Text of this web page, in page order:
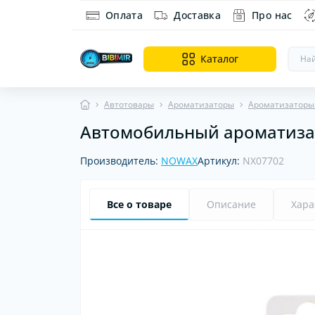
Оплата Доставка Про нас
Каталог
Автотовары Ароматизаторы
Автомобильный
Производитель: NOWAXАртикул: NX07702
Все о товаре Описание